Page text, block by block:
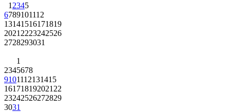
1 2345
6789101112
13141516171819
2021 2223242526
2728293031
1
2345678
9101112131415
161718192021 22
23242526272829
3031